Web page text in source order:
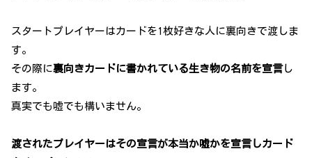
スタートプレイヤーはカードを1枚好きな人に裏向きで渡しま
す。
その際に裏向きカードに書かれている生き物の名前を宣言し
ます。
真実でも嘘でも構いません。
渡されたプレイヤーはその宣言が本当か嘘かを宣言しカード